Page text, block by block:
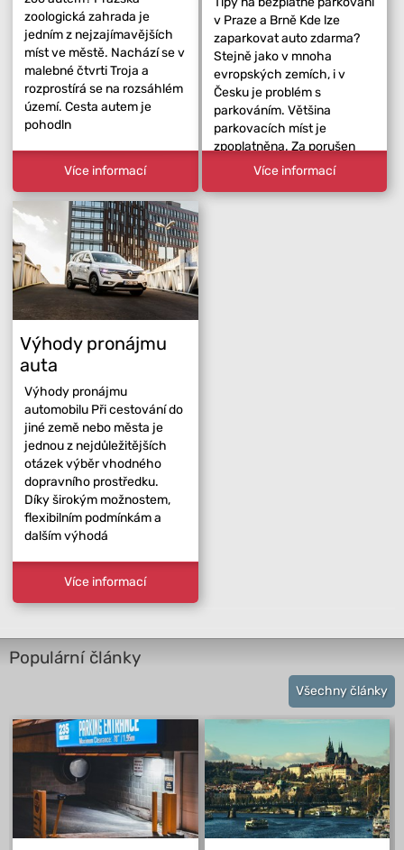
zoologická zahrada je
jedním z nejzajímavějších
míst ve městě. Nachází se v
malebné čtvrti Troja a
rozprostírá se na rozsáhlém
území. Cesta autem je
pohodln
Více informací
v Praze a Brně Kde lze
zaparkovat auto zdarma?
Stejně jako v mnoha
evropských zemích, i v
Česku je problém s
parkováním. Většina
parkovacích míst je
zpoplatněna. Za porušen
Více informací
Výhody pronájmu
auta
Výhody pronájmu
automobilu Při cestování do
jiné země nebo města je
jednou z nejdůležitějších
otázek výběr vhodného
dopravního prostředku.
Díky širokým možnostem,
flexibilním podmínkám a
dalším výhodá
Více informací
Populární články
Všechny články